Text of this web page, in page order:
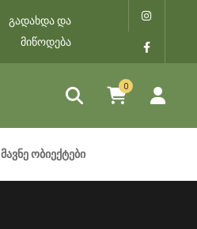
გადახდა და
მიწოდება
0
მავნე ობიექტები